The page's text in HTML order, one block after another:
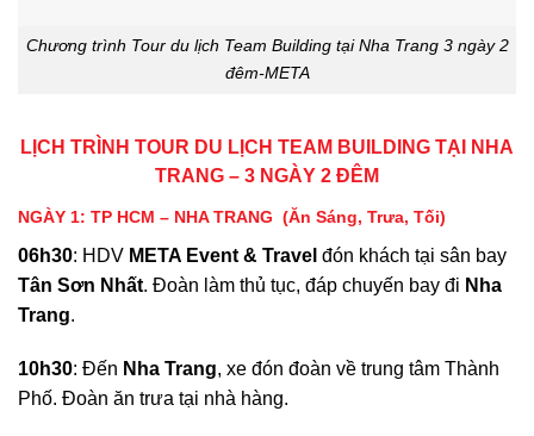
Chương trình Tour du lịch Team Building tại Nha Trang 3 ngày 2
đêm-META
LỊCH TRÌNH TOUR DU LỊCH TEAM BUILDING TẠI NHA
TRANG – 3 NGÀY 2 ĐÊM
NGÀY 1: TP HCM – NHA TRANG (Ăn Sáng, Trưa, Tối)
06h30: HDV META Event & Travel đón khách tại sân bay
Tân Sơn Nhất. Đoàn làm thủ tục, đáp chuyến bay đi Nha
Trang.
10h30: Đến Nha Trang, xe đón đoàn về trung tâm Thành
Phố. Đoàn ăn trưa tại nhà hàng.